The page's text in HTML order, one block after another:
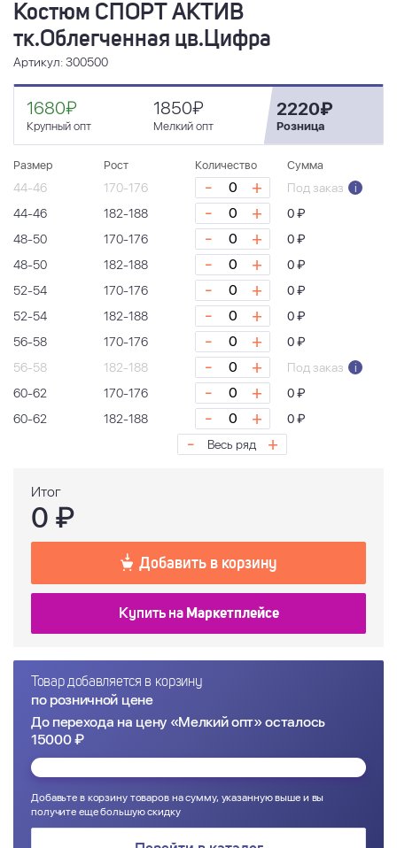
Костюм СПОРТ АКТИВ
тк.Облегченная цв.Цифра
Артикул: 300500
1680₽
Крупный опт
1850₽
Мелкий опт
2220₽
Розница
Размер Рост Количество Сумма
44-46 170-176 - + Под заказ
i
44-46
182-188 - +
0 ₽
48-50
170-176 - +
0 ₽
48-50
182-188 - +
0 ₽
52-54
170-176 - +
0 ₽
52-54
182-188 - +
0 ₽
56-58
170-176 - +
0 ₽
56-58
182-188 - + Под заказ
i
60-62
170-176 - +
0 ₽
60-62
182-188 - + 0 ₽
- Весь ряд +
Итог
0 ₽
Добавить в корзину
Купить на Маркетплейсе
Товар добавляется в корзину
по розничной цене
До перехода на цену «Мелкий опт» осталось
15000 ₽
Добавьте в корзину товаров на сумму, указанную выше и вы
получите еще большую скидку